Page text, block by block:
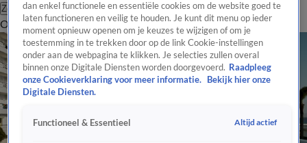
Zoeken
OverzichtRegioUitzendingenWeerTip de redactiePanelVideo's
dan enkel functionele en essentiële cookies om de website goed te
laten functioneren en veilig te houden. Je kunt dit menu op ieder
moment opnieuw openen om je keuzes te wijzigen of om je
toestemming in te trekken door op de link Cookie-instellingen
onder aan de webpagina te klikken. Je selecties zullen overal
binnen onze Digitale Diensten worden doorgevoerd. Raadpleeg
onze Cookieverklaring voor meer informatie.
Bekijk hier onze
Digitale Diensten.
Functioneel & Essentieel Altijd actief